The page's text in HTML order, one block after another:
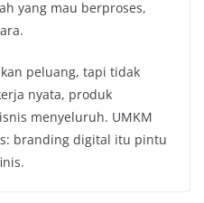
yang mau berproses,
peluang, tapi tidak
nyata, produk
menyeluruh. UMKM
branding digital itu pintu